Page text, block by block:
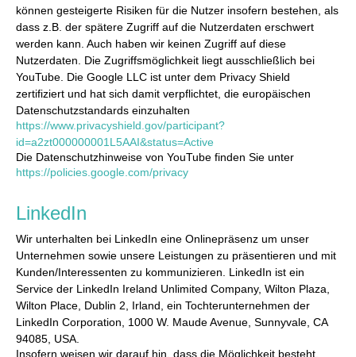
können gesteigerte Risiken für die Nutzer insofern bestehen, als
dass z.B. der spätere Zugriff auf die Nutzerdaten erschwert
werden kann. Auch haben wir keinen Zugriff auf diese
Nutzerdaten. Die Zugriffsmöglichkeit liegt ausschließlich bei
YouTube. Die Google LLC ist unter dem Privacy Shield
zertifiziert und hat sich damit verpflichtet, die europäischen
Datenschutzstandards einzuhalten
https://www.privacyshield.gov/participant?
id=a2zt000000001L5AAI&status=Active
Die Datenschutzhinweise von YouTube finden Sie unter
https://policies.google.com/privacy
LinkedIn
Wir unterhalten bei LinkedIn eine Onlinepräsenz um unser
Unternehmen sowie unsere Leistungen zu präsentieren und mit
Kunden/Interessenten zu kommunizieren. LinkedIn ist ein
Service der LinkedIn Ireland Unlimited Company, Wilton Plaza,
Wilton Place, Dublin 2, Irland, ein Tochterunternehmen der
LinkedIn Corporation, 1000 W. Maude Avenue, Sunnyvale, CA
94085, USA.
Insofern weisen wir darauf hin, dass die Möglichkeit besteht,